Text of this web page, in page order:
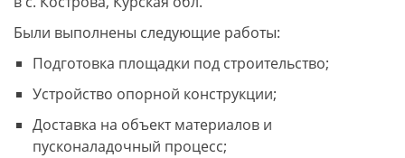
Были выполнены следующие работы:
Подготовка площадки под строительство;
Устройство опорной конструкции;
Доставка на объект материалов и
пусконаладочный процесс;